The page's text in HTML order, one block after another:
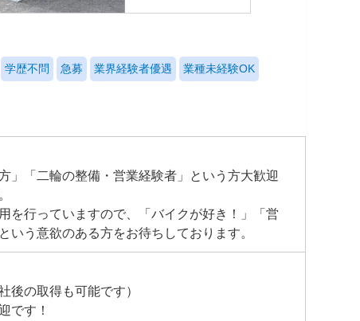
学歴不問 急募 業界経験者優遇 業種未経験OK
」「二輪の整備・営業経験者」という方大歓迎
を行っていますので、「バイクが好き！」「営
いう意欲のある方をお待ちしております。
後の取得も可能です）
です！